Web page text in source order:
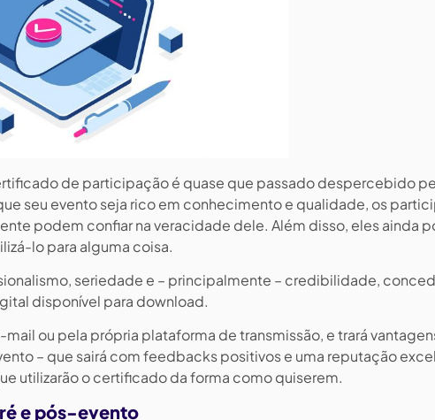
de participação é quase que passado despercebido
seu evento seja rico em conhecimento e qualidade, os
podem confiar na veracidade dele. Além disso, eles ainda
lo para alguma coisa.
seriedade e – principalmente – credibilidade,
disponível para download.
ou pela própria plataforma de transmissão, e trará
– que sairá com feedbacks positivos e uma reputação
utilizarão o certificado da forma como quiserem.
e pós-evento